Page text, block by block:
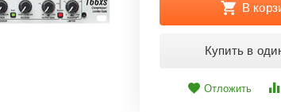
В
Купить в
Отложить